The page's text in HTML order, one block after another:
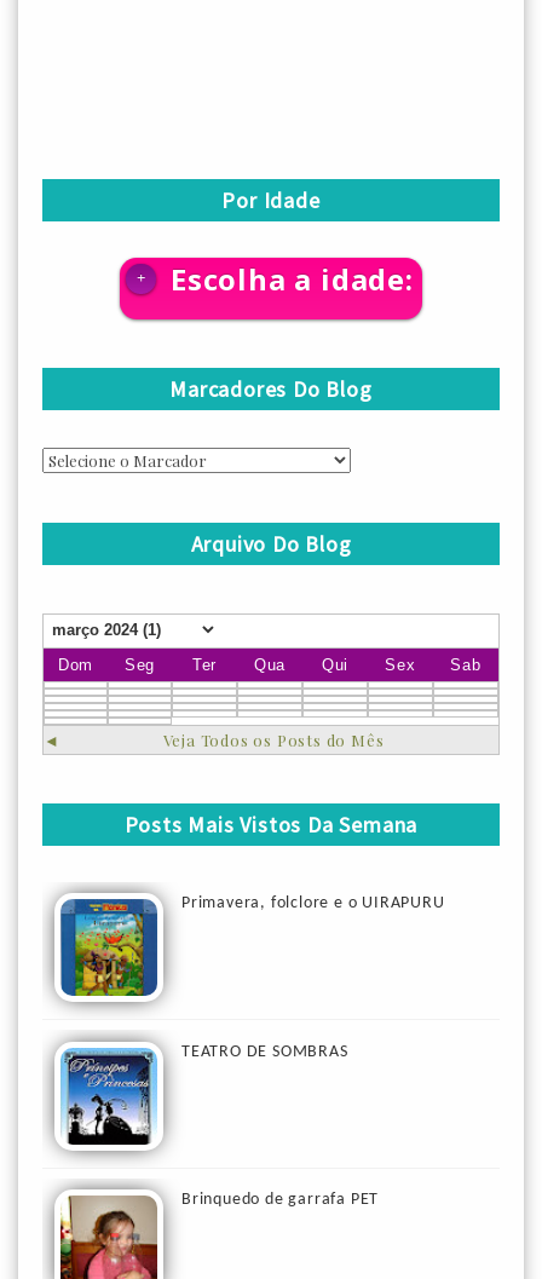
Por Idade
+ Escolha a idade:
Marcadores Do Blog
Arquivo Do Blog
Dom Seg Ter Qua Qui Sex Sab
◄ Veja Todos os Posts do Mês
Posts Mais Vistos Da Semana
Primavera, folclore e o UIRAPURU
TEATRO DE SOMBRAS
Brinquedo de garrafa PET